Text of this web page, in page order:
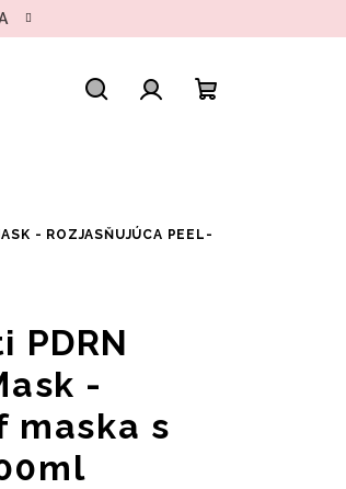
- ROZJASŇUJÚCA PEEL-
PDRN
-
maska s